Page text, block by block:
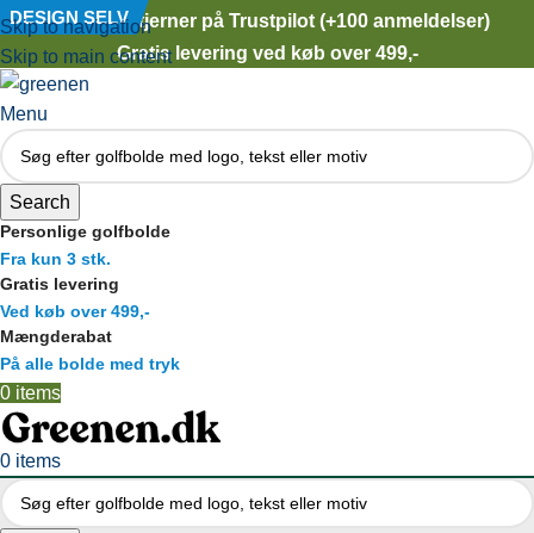
Skip to navigation
Skip to main content
★★★★★ 5 stjerner på Trustpilot (+100 anmeldelser)
Gratis levering ved køb over 499,-
Menu
Search
Personlige golfbolde
Fra kun 3 stk.
Gratis levering
Ved køb over 499,-
Mængderabat
På alle bolde med tryk
0 items
0 items
DESIGN SELV